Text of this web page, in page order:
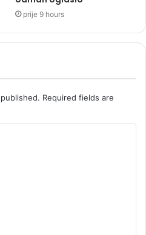
prije 9 hours
Required fields are